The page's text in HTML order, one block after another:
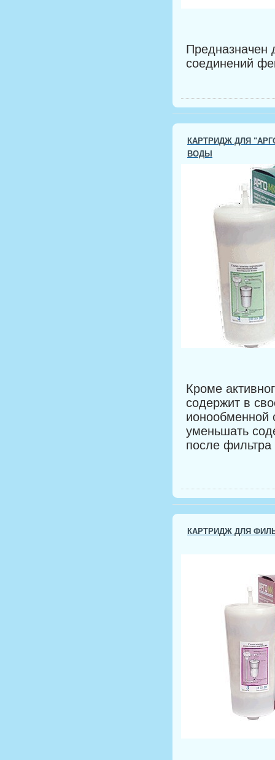
Предназначен
соединений
КАРТРИДЖ ДЛЯ
ВОДЫ
Кроме
содержит в
ионообменной
уменьшать
после фильтра
КАРТРИДЖ ДЛЯ